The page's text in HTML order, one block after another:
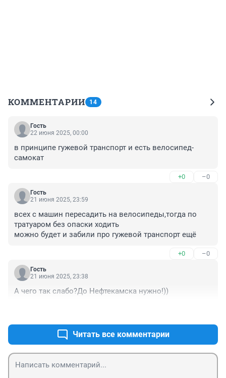
КОММЕНТАРИИ 14
Гость
22 июня 2025, 00:00
в принципе гужевой транспорт и есть велосипед-
самокат
+0 –0
Гость
21 июня 2025, 23:59
всех с машин пересадить на велосипеды,тогда по
тратуаром без опаски ходить
можно будет и забили про гужевой транспорт ещё
+0 –0
Гость
21 июня 2025, 23:38
А чего так слабо?До Нефтекамска нужно!))
Читать все комментарии